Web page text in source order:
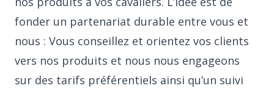
fonder un partenariat durable entre vous et
nous : Vous conseillez et orientez vos clients
vers nos produits et nous nous engageons
sur des tarifs préférentiels ainsi qu’un suivi